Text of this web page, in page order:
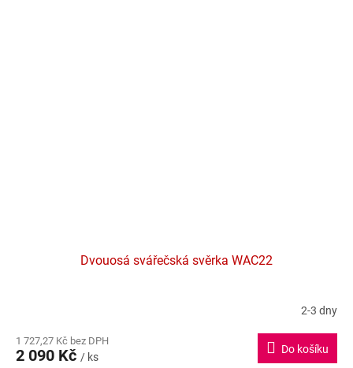
Dvouosá svářečská svěrka WAC22
2-3 dny
1 727,27 Kč bez DPH
2 090 Kč / ks
Do košíku